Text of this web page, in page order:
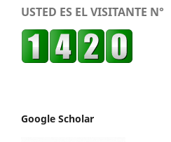
USTED ES EL VISITANTE N°
Google Scholar